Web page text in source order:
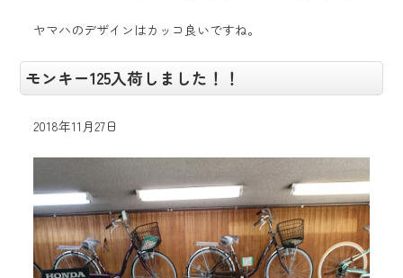
ヤマハのデザインはカッコ良いですね。
モンキー125入荷しました！！
2018年11月27日